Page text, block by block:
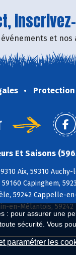
: pour assurer une
sécurité. Vous
paramétrer les
et nos
Protection
Et Saisons
Aix, 59310
59160 Capinghem,
59242 Cappelle-
en-Mélantois,